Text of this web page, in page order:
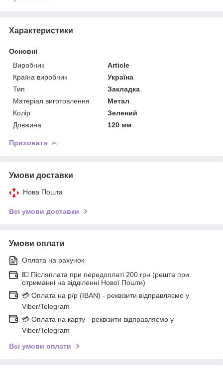
Характеристики
Основні
Виробник
Article
Країна виробник
Україна
Тип
Закладка
Матеріал виготовлення
Метал
Колір
Зелений
Довжина
120 мм
Приховати
Умови доставки
Нова Пошта
Всі умови доставки
Умови оплати
Оплата на рахунок
💵 Післяплата при передоплаті 200 грн (решта при
отриманні на відділенні Нової Пошти)
💳 Оплата на р/р (IBAN) - реквізити відправляємо у
Viber/Telegram
💳 Оплата на карту - реквізити відправляємо у
Viber/Telegram
Всі умови оплати